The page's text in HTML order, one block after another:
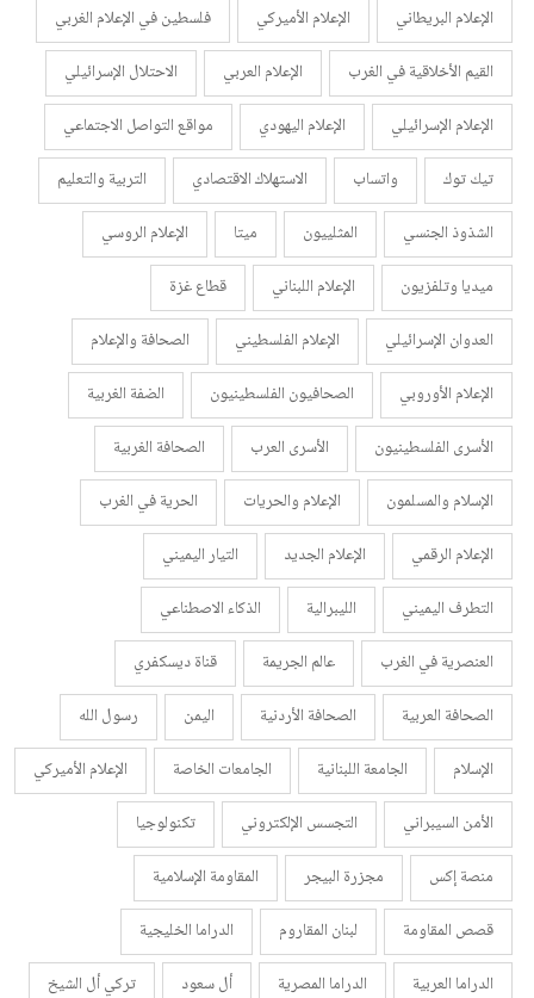
الإعلام البريطاني
الإعلام الأميركي
فلسطين في الإعلام الغربي
القيم الأخلاقية في الغرب
الإعلام العربي
الاحتلال الإسرائيلي
الإعلام الإسرائيلي
الإعلام اليهودي
مواقع التواصل الاجتماعي
تيك توك
واتساب الاستهلاك الاقتصادي
التربية والتعليم
الشذوذ الجنسي
المثلييون ميتا
الإعلام الروسي
ميديا وتلفزيون
الإعلام اللبناني
قطاع غزة
العدوان الإسرائيلي
الإعلام الفلسطيني
الصحافة والإعلام
الإعلام الأوروبي
الصحافيون الفلسطينيون
الضفة الغربية
الأسرى الفلسطينيون
الأسرى العرب
الصحافة الغربية
الإسلام والمسلمون
الإعلام والحريات
الحرية في الغرب
الإعلام الرقمي
الإعلام الجديد
التيار اليميني
التطرف اليميني
الليبرالية
الذكاء الاصطناعي
العنصرية في الغرب
عالم الجريمة
قناة ديسكفري
الصحافة العربية
الصحافة الأردنية اليمن
رسول الله
الإسلام
الجامعة اللبنانية الجامعات الخاصة
الإعلام الأميركي
الأمن السيبراني
التجسس الإلكتروني
تكنولوجيا
منصة إكس
مجزرة البيجر
المقاومة الإسلامية
قصص المقاومة
لبنان المقاروم
الدراما الخليجية
الدراما العربية
الدراما المصرية أل سعود تركي أل الشيخ